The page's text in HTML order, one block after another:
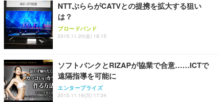
NTTぷららがCATVとの提携を拡大する狙い
は？
ブロードバンド
2015.11.20(金) 18:15
ソフトバンクとRIZAPが協業で合意……ICTで
遠隔指導を可能に
エンタープライズ
2015.11.16(月) 17:34